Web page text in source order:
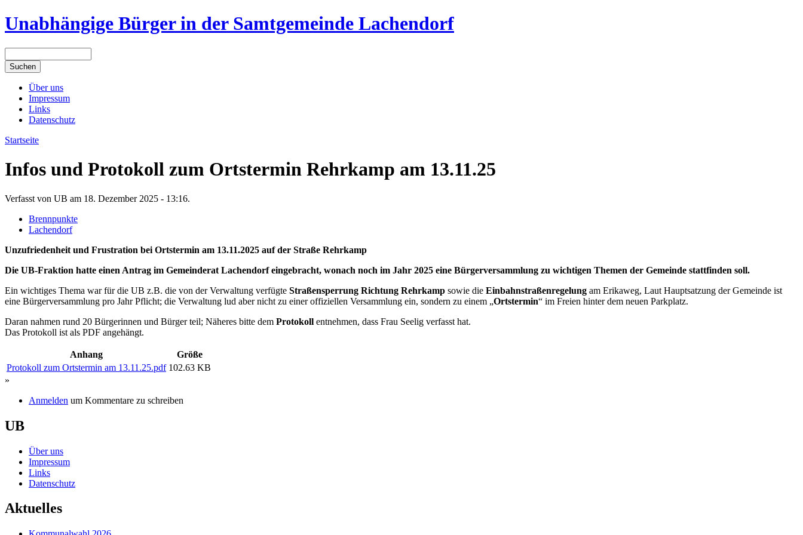
Unabhängige Bürger in der Samtgemeinde Lachendorf
Über uns
Impressum
Links
Datenschutz
Startseite
Infos und Protokoll zum Ortstermin Rehrkamp am 13.11.25
Verfasst von UB am 18. Dezember 2025 - 13:16.
Brennpunkte
Lachendorf
Unzufriedenheit und Frustration bei Ortstermin am 13.11.2025 auf der Straße Rehrkamp
Die UB-Fraktion hatte einen Antrag im Gemeinderat Lachendorf eingebracht, wonach noch im Jahr 2025 eine Bürgerversammlung zu wichtigen Themen der Gemeinde stattfinden soll.
Ein wichtiges Thema war für die UB z.B. die von der Verwaltung verfügte Straßensperrung Richtung Rehrkamp sowie die Einbahnstraßenregelung am Erikaweg, Laut Hauptsatzung der Gemeinde ist
eine Bürgerversammlung pro Jahr Pflicht; die Verwaltung lud aber nicht zu einer offiziellen Versammlung ein, sondern zu einem „Ortstermin“ im Freien hinter dem neuen Parkplatz.
Daran nahmen rund 20 Bürgerinnen und Bürger teil; Näheres bitte dem Protokoll entnehmen, dass Frau Seelig verfasst hat.
Das Protokoll ist als PDF angehängt.
Anhang
Größe
Protokoll zum Ortstermin am 13.11.25.pdf 102.63 KB
»
Anmelden um Kommentare zu schreiben
UB
Über uns
Impressum
Links
Datenschutz
Aktuelles